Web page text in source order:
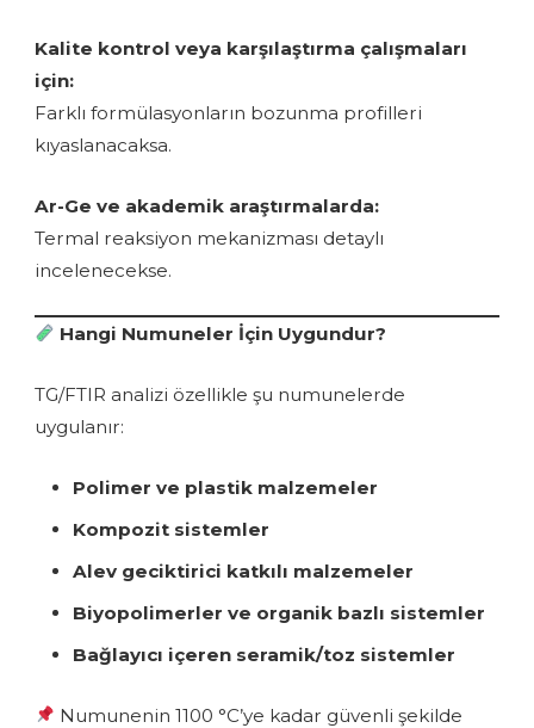
Kalite kontrol veya karşılaştırma çalışmaları
için:
Farklı formülasyonların bozunma profilleri
kıyaslanacaksa.
Ar-Ge ve akademik araştırmalarda:
Termal reaksiyon mekanizması detaylı
incelenecekse.
Hangi Numuneler İçin Uygundur?
TG/FTIR analizi özellikle şu numunelerde
uygulanır:
Polimer ve plastik malzemeler
Kompozit sistemler
Alev geciktirici katkılı malzemeler
Biyopolimerler ve organik bazlı sistemler
Bağlayıcı içeren seramik/toz sistemler
Numunenin 1100 °C’ye kadar güvenli şekilde